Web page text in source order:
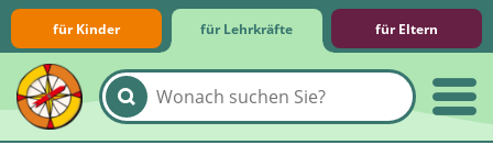
für Kinder für Lehrkräfte für Eltern